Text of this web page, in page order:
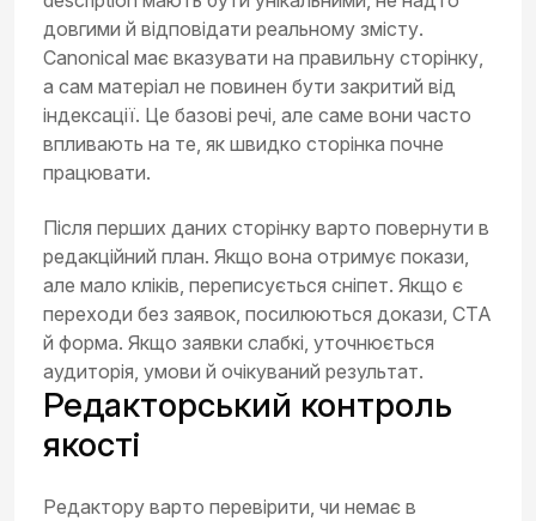
довгими й відповідати реальному змісту.
Canonical має вказувати на правильну сторінку,
а сам матеріал не повинен бути закритий від
індексації. Це базові речі, але саме вони часто
впливають на те, як швидко сторінка почне
працювати.
Після перших даних сторінку варто повернути в
редакційний план. Якщо вона отримує покази,
але мало кліків, переписується сніпет. Якщо є
переходи без заявок, посилюються докази, CTA
й форма. Якщо заявки слабкі, уточнюється
аудиторія, умови й очікуваний результат.
Редакторський контроль
якості
Редактору варто перевірити, чи немає в